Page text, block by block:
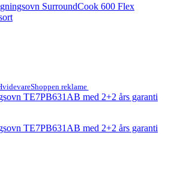
SurroundCook 600 Flex
reklame
TE7PB631AB med 2+2 års garanti